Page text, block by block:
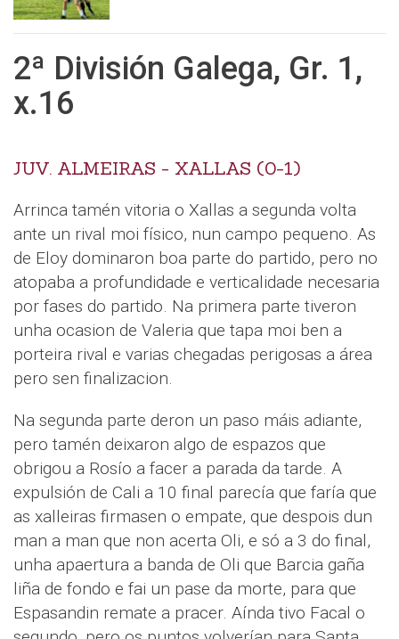
2ª División Galega, Gr. 1,
x.16
JUV. ALMEIRAS - XALLAS (0-1)
Arrinca tamén vitoria o Xallas a segunda volta
ante un rival moi físico, nun campo pequeno. As
de Eloy dominaron boa parte do partido, pero no
atopaba a profundidade e verticalidade necesaria
por fases do partido. Na primera parte tiveron
unha ocasion de Valeria que tapa moi ben a
porteira rival e varias chegadas perigosas a área
pero sen finalizacion.
Na segunda parte deron un paso máis adiante,
pero tamén deixaron algo de espazos que
obrigou a Rosío a facer a parada da tarde. A
expulsión de Cali a 10 final parecía que faría que
as xalleiras firmasen o empate, que despois dun
man a man que non acerta Oli, e só a 3 do final,
unha apaertura a banda de Oli que Barcia gaña
liña de fondo e fai un pase da morte, para que
Espasandin remate a pracer. Aínda tivo Facal o